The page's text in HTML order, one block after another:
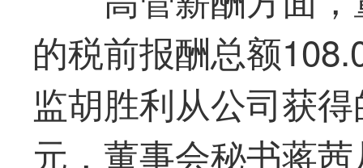
的税前报酬总额
监胡胜利从公司获
元，董事会秘书蒋